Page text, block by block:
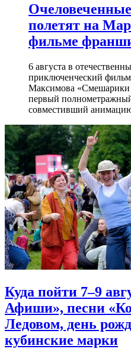
полетят на
фильме
6 августа в
приключенческий
Максимова «Смешарики
первый
совместивший
Куда пойти 7–9
Афиши», песни
Ледовом, день
кубинские марки